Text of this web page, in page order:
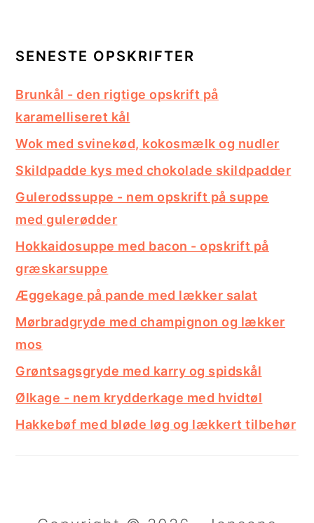
SENESTE OPSKRIFTER
Brunkål - den rigtige opskrift på
karamelliseret kål
Wok med svinekød, kokosmælk og nudler
Skildpadde kys med chokolade skildpadder
Gulerodssuppe - nem opskrift på suppe
med gulerødder
Hokkaidosuppe med bacon - opskrift på
græskarsuppe
Æggekage på pande med lækker salat
Mørbradgryde med champignon og lækker
mos
Grøntsagsgryde med karry og spidskål
Ølkage - nem krydderkage med hvidtøl
Hakkebøf med bløde løg og lækkert tilbehør